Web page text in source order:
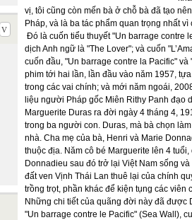
vị, tôi cũng còn mến bà ở chỗ bà đã tạo
Pháp, và là ba tác phẩm quan trọng nhất
Đó là cuốn tiểu thuyết "Un barrage contre
dịch Anh ngữ là "The Lover"; và cuốn
cuốn đầu, "Un barrage contre la Pacific"
phim tới hai lần, lần đầu vào năm 1957,
trong các vai chính; và mới năm ngoái,
liệu người Pháp gốc Miên Rithy Panh đạo
Marguerite Duras ra đời ngày 4 tháng 4,
trong ba người con. Duras, mà bà chọn
nhà. Cha mẹ của bà, Henri và Marie
thuộc địa. Năm cô bé Marguerite lên 4
Donnadieu sau đó trở lại Việt Nam sống
đất ven Vịnh Thái Lan thuê lại của chính
trồng trọt, phần khác để kiện tụng các viên
Những chi tiết của quãng đời này đã được
"Un barrage contre le Pacific" (Sea Wall),